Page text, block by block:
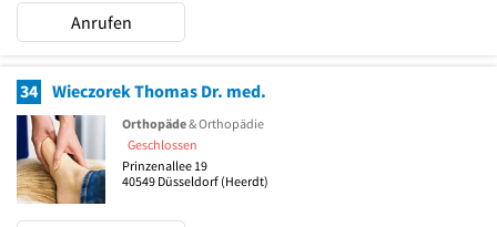
Anrufen
34 Wieczorek Thomas Dr. med.
Orthopäde& Orthopädie
Geschlossen
Prinzenallee 19
40549 Düsseldorf (Heerdt)